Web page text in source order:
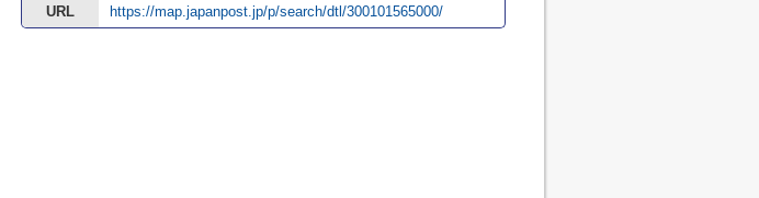
URL
https://map.japanpost.jp/p/search/dtl/300101565000/